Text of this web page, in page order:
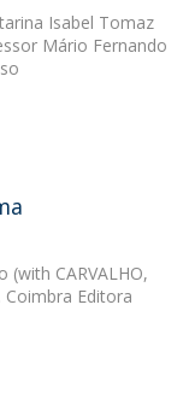
Isabel Tomaz
Mário Fernando
(with CARVALHO,
Coimbra Editora